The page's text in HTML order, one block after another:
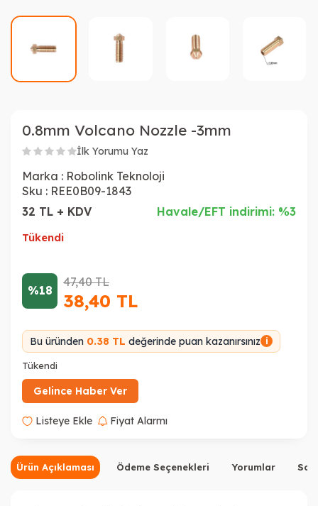
0.8mm Volcano Nozzle -3mm
İlk Yorumu Yaz
Marka : Robolink Teknoloji
Sku : REE0B09-1843
32 TL + KDV
Havale/EFT indirimi: %3
Tükendi
%18
47,40TL
38,40 TL
Bu üründen 0.38 TL değerinde puan kazanırsınız i
Tükendi
Gelince Haber Ver
Listeye Ekle Fiyat Alarmı
Ürün Açıklaması Ödeme Seçenekleri Yorumlar